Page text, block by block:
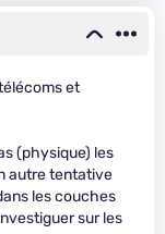
et
(physique) les
autre tentative
les couches
sur les